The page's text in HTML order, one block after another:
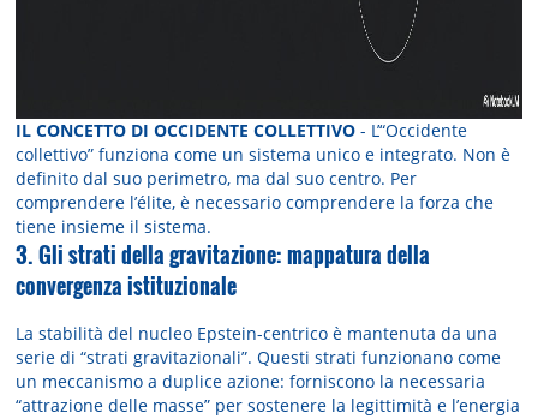
IL CONCETTO DI OCCIDENTE COLLETTIVO - L’“Occidente
collettivo” funziona come un sistema unico e integrato. Non è
definito dal suo perimetro, ma dal suo centro. Per
comprendere l’élite, è necessario comprendere la forza che
tiene insieme il sistema.
3. Gli strati della gravitazione: mappatura della
convergenza istituzionale
La stabilità del nucleo Epstein-centrico è mantenuta da una
serie di “strati gravitazionali”. Questi strati funzionano come
un meccanismo a duplice azione: forniscono la necessaria
“attrazione delle masse” per sostenere la legittimità e l’energia